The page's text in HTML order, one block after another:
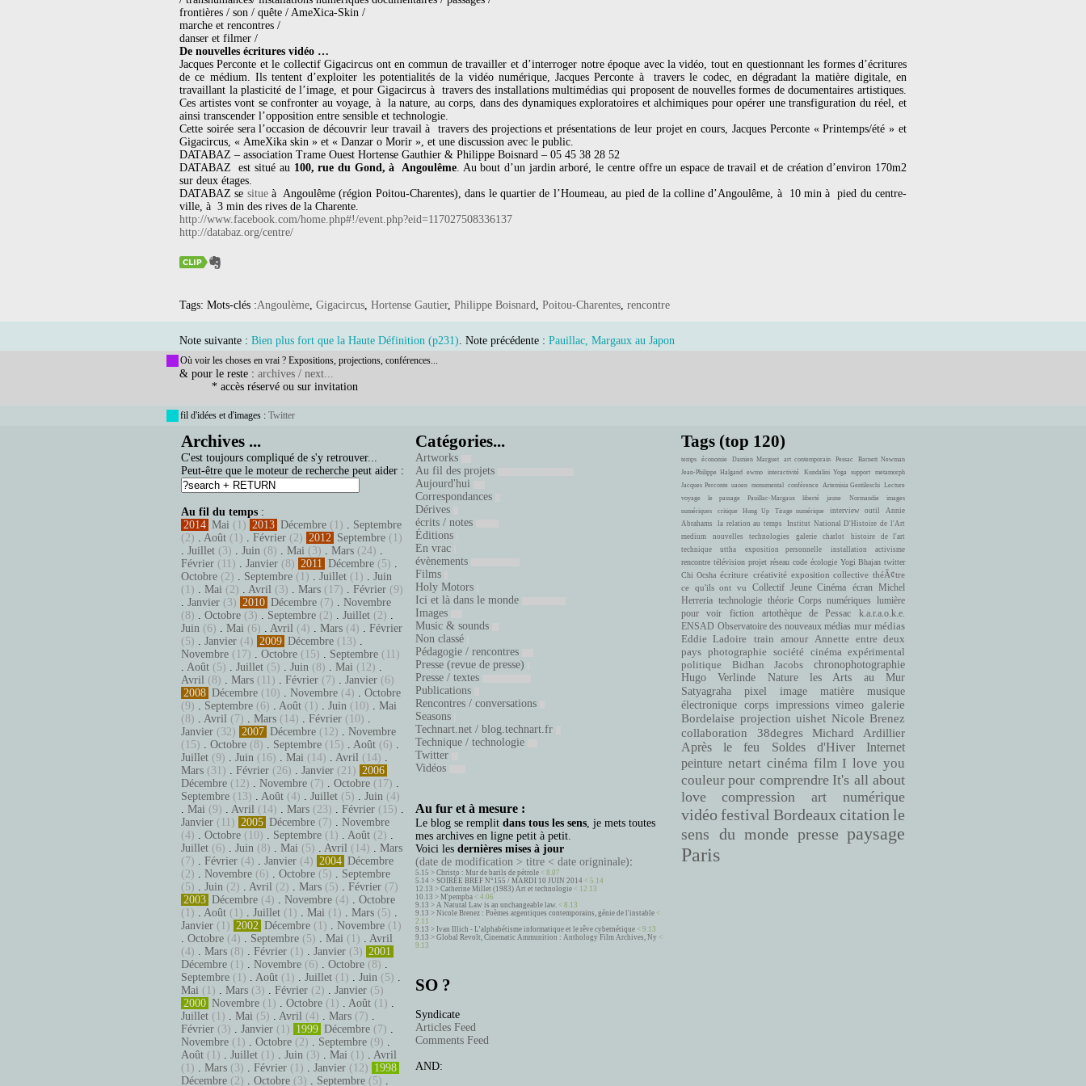
frontières / son / quête / AmeXica-Skin /
marche et rencontres /
danser et filmer /
De nouvelles écritures vidéo …
Jacques Perconte et le collectif Gigacircus ont en commun de travailler et d’interroger notre époque avec la vidéo, tout en questionnant les formes d’écritures
de ce médium. Ils tentent d’exploiter les potentialités de la vidéo numérique, Jacques Perconte à travers le codec, en dégradant la matière digitale, en
travaillant la plasticité de l’image, et pour Gigacircus à travers des installations multimédias qui proposent de nouvelles formes de documentaires artistiques.
Ces artistes vont se confronter au voyage, à la nature, au corps, dans des dynamiques exploratoires et alchimiques pour opérer une transfiguration du réel, et
ainsi transcender l’opposition entre sensible et technologie.
Cette soirée sera l’occasion de découvrir leur travail à travers des projections et présentations de leur projet en cours, Jacques Perconte « Printemps/été » et
Gigacircus, « AmeXika skin » et « Danzar o Morir », et une discussion avec le public.
DATABAZ – association Trame Ouest Hortense Gauthier & Philippe Boisnard – 05 45 38 28 52
DATABAZ est situé au100, rue du Gond, à Angoulême. Au bout d’un jardin arboré, le centre offre un espace de travail et de création d’environ 170m2
sur deux étages.
DATABAZ se situeà Angoulême (région Poitou-Charentes), dans le quartier de l’Houmeau, au pied de la colline d’Angoulême, à 10 min à pied du centre-
ville, à 3 min des rives de la Charente.
http://www.facebook.com/home.php#!/event.php?eid=117027508336137
http://databaz.org/centre/
Tags: Mots-clés :Angoulème, Gigacircus, Hortense Gautier, Philippe Boisnard, Poitou-Charentes, rencontre
Note suivante : Bien plus fort que la Haute Définition (p231). Note précédente : Pauillac, Margaux au Japon
Où voir les choses en vrai ? Expositions, projections, conférences...
& pour le reste : archives / next...
* accès réservé ou sur invitation
fil d'idées et d'images : Twitter
Archives ...
C'est toujours compliqué de s'y retrouver...
Peut-être que le moteur de recherche peut aider :
Au fil du temps :
2014 Mai (1) 2013 Décembre (1) . Septembre
(2) . Août (1) . Février (2) 2012 Septembre (1)
. Juillet (3) . Juin (8) . Mai (3) . Mars (24) .
Février (11) . Janvier (8) 2011 Décembre (5) .
Octobre (2) . Septembre (1) . Juillet (1) . Juin
(1) . Mai (2) . Avril (3) . Mars (17) . Février (9)
. Janvier (3) 2010 Décembre (7) . Novembre
(8) . Octobre (3) . Septembre (2) . Juillet (2) .
Juin (6) . Mai (6) . Avril (4) . Mars (4) . Février
(5) . Janvier (4) 2009 Décembre (13) .
Novembre (17) . Octobre (15) . Septembre (11)
. Août (5) . Juillet (5) . Juin (8) . Mai (12) .
Avril (8) . Mars (11) . Février (7) . Janvier (6)
2008 Décembre (10) . Novembre (4) . Octobre
(9) . Septembre (6) . Août (1) . Juin (10) . Mai
(8) . Avril (7) . Mars (14) . Février (10) .
Janvier (32) 2007 Décembre (12) . Novembre
(15) . Octobre (8) . Septembre (15) . Août (6) .
Juillet (9) . Juin (16) . Mai (14) . Avril (14) .
Mars (31) . Février (26) . Janvier (21) 2006
Décembre (12) . Novembre (7) . Octobre (17) .
Septembre (13) . Août (4) . Juillet (5) . Juin (4)
. Mai (9) . Avril (14) . Mars (23) . Février (15) .
Janvier (11) 2005 Décembre (7) . Novembre
(4) . Octobre (10) . Septembre (1) . Août (2) .
Juillet (6) . Juin (8) . Mai (5) . Avril (14) . Mars
(7) . Février (4) . Janvier (4) 2004 Décembre
(2) . Novembre (6) . Octobre (5) . Septembre
(5) . Juin (2) . Avril (2) . Mars (5) . Février (7)
2003 Décembre (4) . Novembre (4) . Octobre
(1) . Août (1) . Juillet (1) . Mai (1) . Mars (5) .
Janvier (1) 2002 Décembre (1) . Novembre (1)
. Octobre (4) . Septembre (5) . Mai (1) . Avril
(4) . Mars (8) . Février (1) . Janvier (3) 2001
Décembre (1) . Novembre (6) . Octobre (8) .
Septembre (1) . Août (1) . Juillet (1) . Juin (5) .
Mai (1) . Mars (3) . Février (2) . Janvier (5)
2000 Novembre (1) . Octobre (1) . Août (1) .
Juillet (1) . Mai (5) . Avril (4) . Mars (7) .
Février (3) . Janvier (1) 1999 Décembre (7) .
Novembre (1) . Octobre (2) . Septembre (9) .
Août (1) . Juillet (1) . Juin (3) . Mai (1) . Avril
(1) . Mars (3) . Février (1) . Janvier (12) 1998
Décembre (2) . Octobre (3) . Septembre (5) .
Catégories...
Artworks
Au fil des projets
Aujourd'hui
Correspondances
Dérives
écrits / notes
Éditions
En vrac
évènements
Films
Holy Motors
Ici et là dans le monde
Images
Music & sounds
Non classé
Pédagogie / rencontres
Presse (revue de presse)
Presse / textes
Publications
Rencontres / conversations
Seasons
Technart.net / blog.technart.fr
Technique / technologie
Twitter
Vidéos
Au fur et à mesure :
Le blog se remplit dans tous les sens, je mets toutes
mes archives en ligne petit à petit.
Voici les dernières mises à jour
(date de modification > titre < date origninale):
5.15 > Christo : Mur de barils de pétrole < 8.07
5.14 > SOIRÉE BREF N°155 / MARDI 10 JUIN 2014 < 5.14
12.13 > Catherine Millet (1983) Art et technologie < 12.13
10.13 > M'pempba < 4.06
9.13 > A Natural Law is an unchangeable law. < 8.13
9.13 > Nicole Brenez : Poèmes argentiques contemporains, génie de l'instable <
2.11
9.13 > Ivan Illich - L’alphabétisme informatique et le rêve cybernétique < 9.13
9.13 > Global Revolt, Cinematic Ammunition : Anthology Film Archives, Ny <
9.13
SO ?
Syndicate
Articles Feed
Comments Feed
AND:
Tags (top 120)
temps économie Damien Marguet art contemporain Pessac
Barnett Newman
Jean-Philippe Halgand
ewmo interactivité Kundalini Yoga support
metamorph
Jacques Perconte uaoen monumental conférence Artemisia Gentileschi Lecture
voyage
le passage Pauillac-Margaux liberté jaune Normandie
images
numériques
critique Hung Up Tirage numérique interview outil
Annie
Abrahams
la relation au temps
Institut National D'Histoire de l'Art
medium
nouvelles technologies galerie charlot
histoire de l'art
technique
uttha exposition personnelle installation activisme
rencontre télévision projet réseau code écologie Yogi Bhajan twitter
Chi Ocsha écriture créativité exposition collective théÃ¢tre
ce qu'ils ont vu
Collectif Jeune Cinéma écran
Michel
Herreria technologie théorie Corps numériques lumière
pour voir fiction artothèque de Pessac
k.a.r.a.o.k.e.
ENSAD Observatoire des nouveaux médias mur médias
Eddie Ladoire
train amour Annette entre deux
pays photographie société cinéma expérimental
politique
Bidhan Jacobs
chronophotographie
Hugo Verlinde
Nature
les Arts au Mur
Satyagraha
pixel image matière
musique
électronique corps impressions vimeo
galerie
Bordelaise projection uishet Nicole Brenez
collaboration
38degres
Michard Ardillier
Après le feu
Soldes d'Hiver
Internet
peinture netart cinéma film I love you
couleur pour comprendre It's all about
love
compression art numérique
vidéo festival Bordeaux citation le
sens du monde presse paysage
Paris